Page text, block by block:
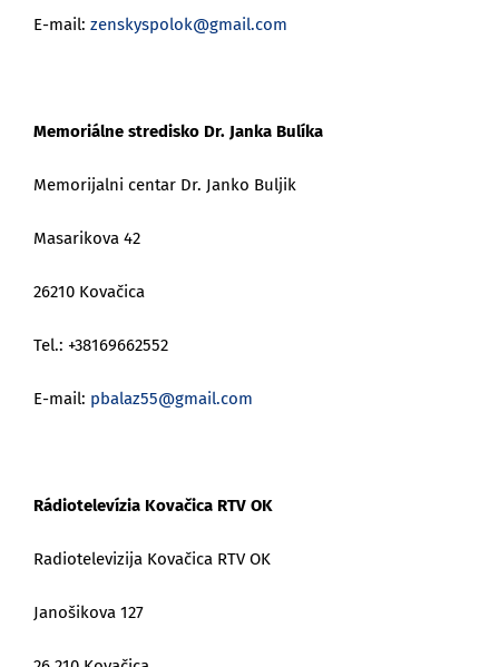
E-mail: zenskyspolok@gmail.com
Memoriálne stredisko Dr. Janka Bulíka
Memorijalni centar Dr. Janko Buljik
Masarikova 42
26210 Kovačica
Tel.: +38169662552
E-mail: pbalaz55@gmail.com
Rádiotelevízia Kovačica RTV OK
Radiotelevizija Kovačica RTV OK
Janošikova 127